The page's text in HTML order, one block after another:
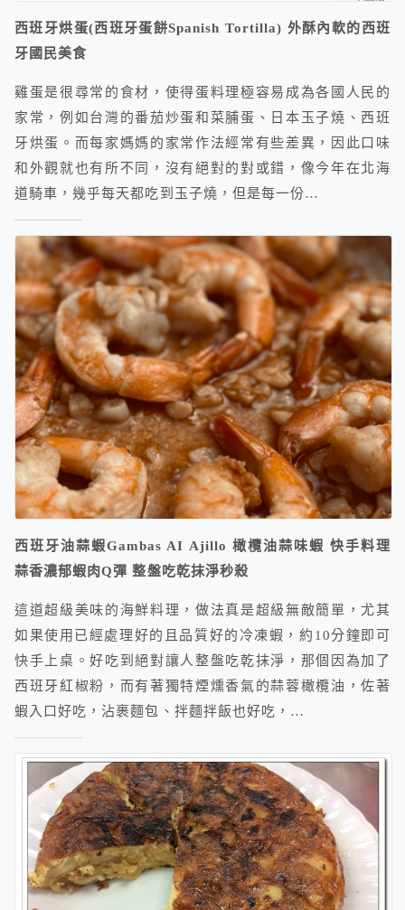
西班牙烘蛋(西班牙蛋餅Spanish Tortilla) 外酥內軟的西班
牙國民美食
雞蛋是很尋常的食材，使得蛋料理極容易成為各國人民的
家常，例如台灣的番茄炒蛋和菜脯蛋、日本玉子燒、西班
牙烘蛋。而每家媽媽的家常作法經常有些差異，因此口味
和外觀就也有所不同，沒有絕對的對或錯，像今年在北海
道騎車，幾乎每天都吃到玉子燒，但是每一份…
西班牙油蒜蝦Gambas AI Ajillo 橄欖油蒜味蝦 快手料理
蒜香濃郁蝦肉Q彈 整盤吃乾抹淨秒殺
這道超級美味的海鮮料理，做法真是超級無敵簡單，尤其
如果使用已經處理好的且品質好的冷凍蝦，約10分鐘即可
快手上桌。好吃到絕對讓人整盤吃乾抹淨，那個因為加了
西班牙紅椒粉，而有著獨特煙燻香氣的蒜蓉橄欖油，佐著
蝦入口好吃，沾裹麵包、拌麵拌飯也好吃，…